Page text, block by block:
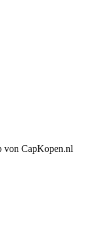
von CapKopen.nl